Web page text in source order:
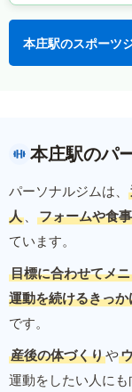
本庄駅のスポーツ
本庄駅のパ
パーソナルジムは、
人 、 フォームや食
ています。
目標に合わせてメ
運動を続けるきっ
です。
産後の体づくりや
運動をしたい人にも